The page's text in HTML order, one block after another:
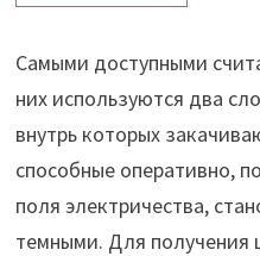
Самыми доступными
них используются два
внутрь которых
способные оперативно,
поля электричества,
темными. Для получения